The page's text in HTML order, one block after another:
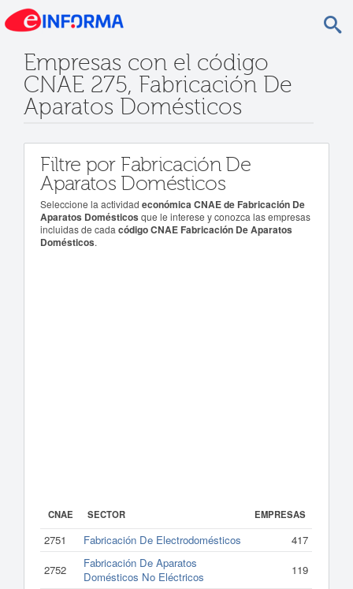
Empresas con el código
CNAE 275, Fabricación De
Aparatos Domésticos
Filtre por Fabricación De
Aparatos Domésticos
Seleccione la actividadeconómica CNAE de Fabricación De
Aparatos Domésticos que le interese y conozca las empresas
incluidas de cadacódigo CNAE Fabricación De Aparatos
Domésticos.
CNAE SECTOR EMPRESAS
2751 Fabricación De Electrodomésticos
417
2752
Fabricación De Aparatos
Domésticos No Eléctricos
119